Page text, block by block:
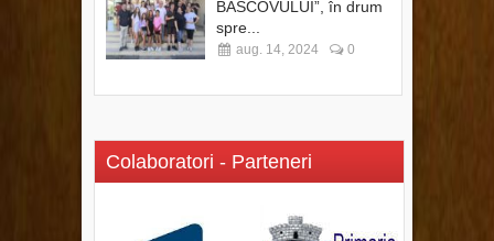
BASCOVULUI”, în drum
spre...
aug. 14, 2024 0
Colaboratori - Parteneri